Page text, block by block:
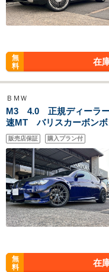
無
料
在
ＢＭＷ
M3 4.0 正規ディーラ
速MT バリスカーボン
ンGTウィング カーボン
ド 新車取説 保証書 ス
販売店保証 購入プラン付
無
料
在